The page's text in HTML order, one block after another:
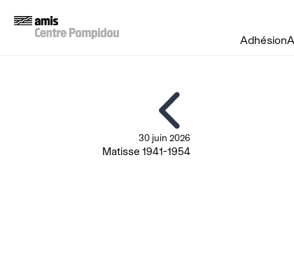
Adhésion
30 juin 2026
Matisse 1941-1954